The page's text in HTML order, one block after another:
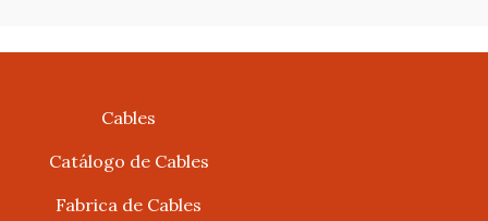
Cables
Catálogo de Cables
Fabrica de Cables